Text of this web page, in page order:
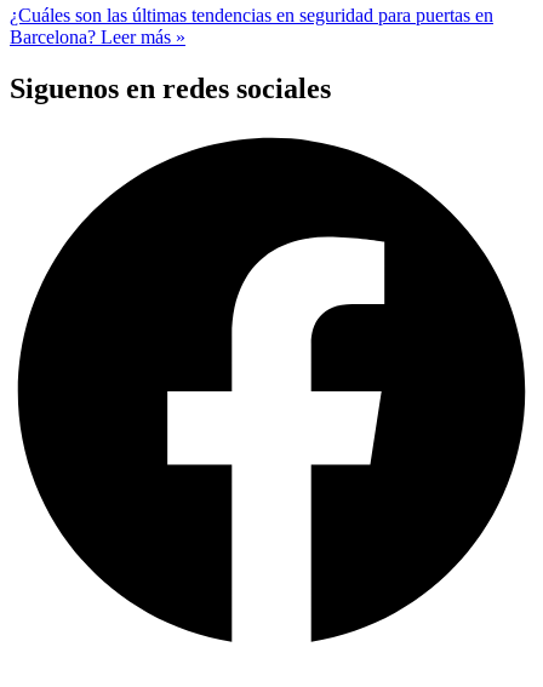
¿Cuáles son las últimas tendencias en seguridad para puertas en
Barcelona? Leer más »
Siguenos en redes sociales